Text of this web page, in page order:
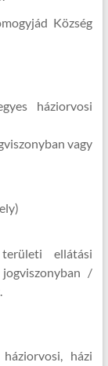
Község
háziorvosi
vagy
ellátási
jogviszonyban /
házi